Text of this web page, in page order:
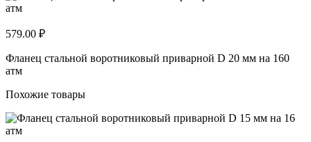
579.00 ₽
Фланец стальной воротниковый приварной D 20 мм на 160
атм
Похожие товары